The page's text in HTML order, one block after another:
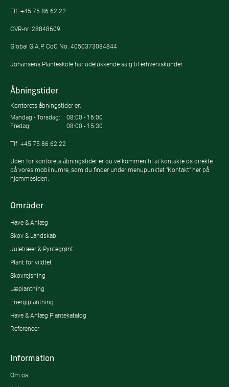
Tlf. +45 75 86 62 22
CVR-nr. 28848609
Global G.A.P. CoC No. 4050373084844
Johansens Planteskole har udelukkende salg til erhvervskunder.
Åbningstider
Kontorets åbningstider er:
Mandag - Torsdag:
08:00 - 16:00
Fredag:
08:00 - 15:30
Tlf. +45 75 86 62 22
Uden for kontorets åbningstider er du velkommen til at kontakte os direkte
på vores mobilnumre, som du finder under menupunktet "Kontakt" her på
hjemmesiden.
Områder
Have & Anlæg
Skov & Landskab
Juletræer & Pyntegrønt
Plant for vildtet
Skovrejsning
Læplantning
Energiplantning
Have & Anlæg Plantekatalog
Referencer
Information
Om os